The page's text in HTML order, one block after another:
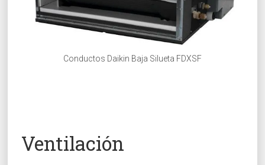
Conductos Daikin Baja Silueta FDXSF
Ventilación